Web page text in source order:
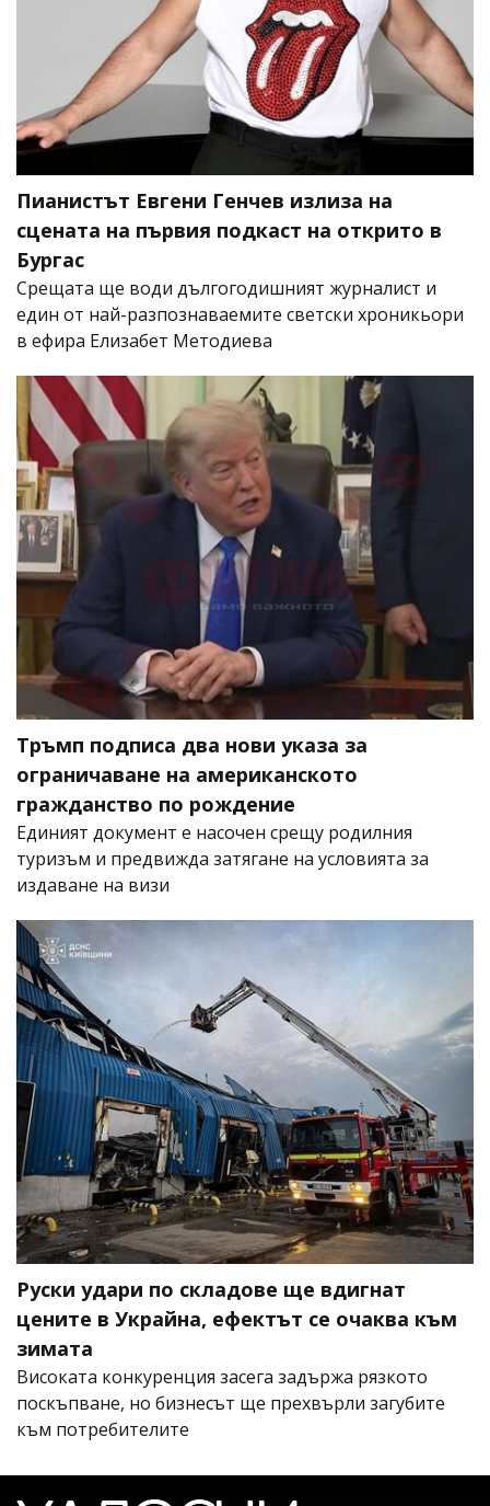
Пианистът Евгени Генчев излиза на
сцената на първия подкаст на открито в
Бургас
Срещата ще води дългогодишният журналист и
един от най-разпознаваемите светски хроникьори
в ефира Елизабет Методиева
Тръмп подписа два нови указа за
ограничаване на американското
гражданство по рождение
Единият документ е насочен срещу родилния
туризъм и предвижда затягане на условията за
издаване на визи
Руски удари по складове ще вдигнат
цените в Украйна, ефектът се очаква към
зимата
Високата конкуренция засега задържа рязкото
поскъпване, но бизнесът ще прехвърли загубите
към потребителите